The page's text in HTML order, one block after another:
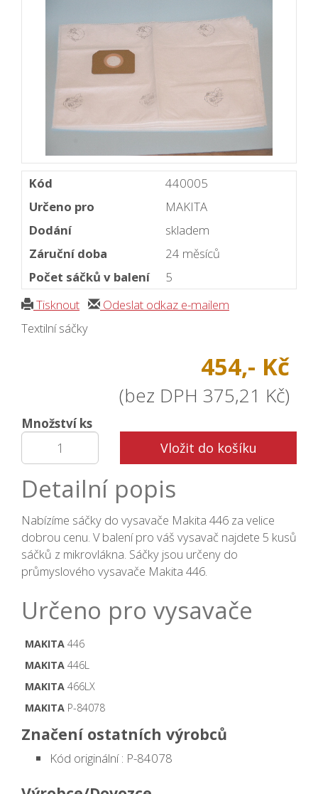
Kód
440005
Určeno pro
MAKITA
Dodání
skladem
Záruční doba
24 měsíců
Počet sáčků v balení
5
Tisknout
Odeslat odkaz e-mailem
Textilní sáčky
454,- Kč
(bez DPH 375,21 Kč)
Množství ks
Vložit do košíku
Detailní popis
Nabízíme sáčky do vysavače Makita 446 za velice
dobrou cenu. V balení pro váš vysavač najdete 5 kusů
sáčků z mikrovlákna. Sáčky jsou určeny do
průmyslového vysavače Makita 446.
Určeno pro vysavače
MAKITA 446
MAKITA 446L
MAKITA 466LX
MAKITA P-84078
Značení ostatních výrobců
Kód originální : P-84078